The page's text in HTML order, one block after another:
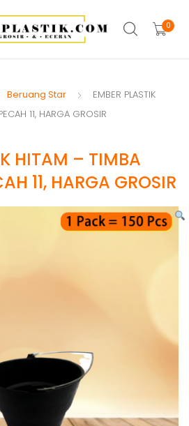
0
Beruang Star
EMBER PLASTIK
11, HARGA GROSIR
HITAM – TIMBA
11, HARGA GROSIR